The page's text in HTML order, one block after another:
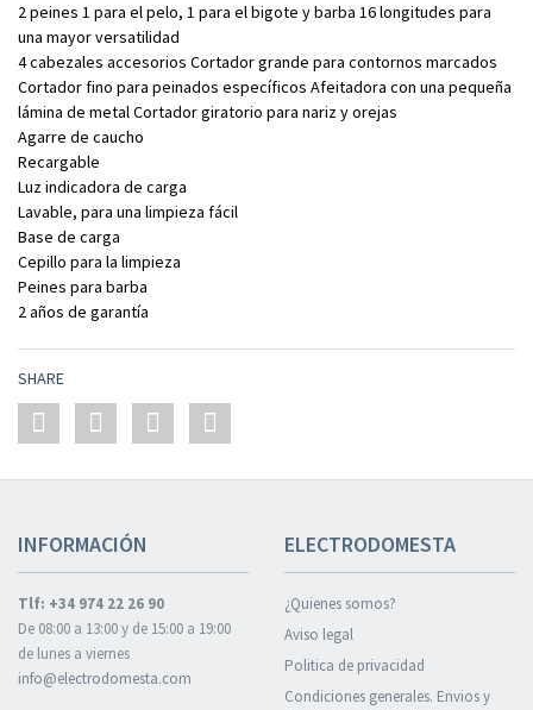
2 peines 1 para el pelo, 1 para el bigote y barba 16 longitudes para
una mayor versatilidad
4 cabezales accesorios Cortador grande para contornos marcados
Cortador fino para peinados específicos Afeitadora con una pequeña
lámina de metal Cortador giratorio para nariz y orejas
Agarre de caucho
Recargable
Luz indicadora de carga
Lavable, para una limpieza fácil
Base de carga
Cepillo para la limpieza
Peines para barba
2 años de garantía
SHARE
INFORMACIÓN
Tlf: +34 974 22 26 90
De 08:00 a 13:00 y de 15:00 a 19:00
de lunes a viernes
info@electrodomesta.com
ELECTRODOMESTA
¿Quienes somos?
Aviso legal
Politica de privacidad
Condiciones generales. Envios y